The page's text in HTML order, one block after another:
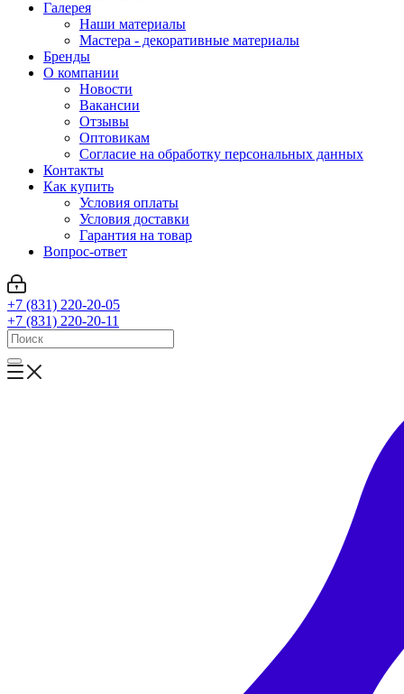
Галерея
Наши материалы
Мастера - декоративные материалы
Бренды
О компании
Новости
Вакансии
Отзывы
Оптовикам
Cогласие на обработку персональных данных
Контакты
Как купить
Условия оплаты
Условия доставки
Гарантия на товар
Вопрос-ответ
+7 (831) 220-20-05
+7 (831) 220-20-11